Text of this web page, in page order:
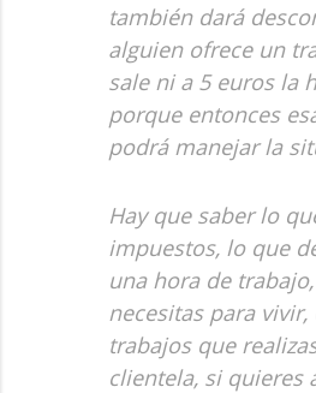
también dará
alguien ofrece un
sale ni a 5 euros la
porque entonces
podrá manejar la
Hay que saber lo
impuestos, lo que
una hora de
necesitas para
trabajos que
clientela, si quieres